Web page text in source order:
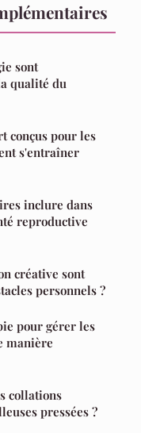
sont
qualité du
conçus pour les
s'entraîner
inclure dans
reproductive
créative sont
personnels ?
pour gérer les
manière
collations
pressées ?